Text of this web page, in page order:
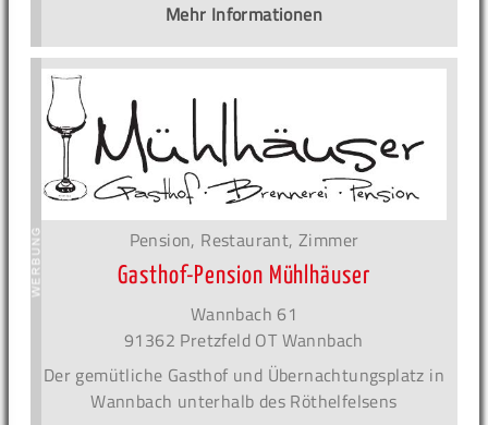
Mehr Informationen
Pension, Restaurant, Zimmer
Gasthof-Pension Mühlhäuser
Wannbach 61
91362 Pretzfeld OT Wannbach
Der gemütliche Gasthof und Übernachtungsplatz in
Wannbach unterhalb des Röthelfelsens